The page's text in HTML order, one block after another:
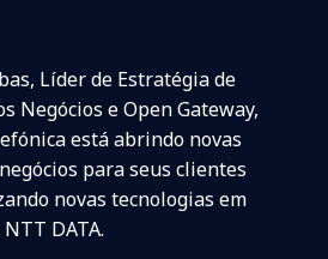
Líder de Estratégia de
Negócios e Open Gateway,
está abrindo novas
para seus clientes
novas tecnologias em
DATA.